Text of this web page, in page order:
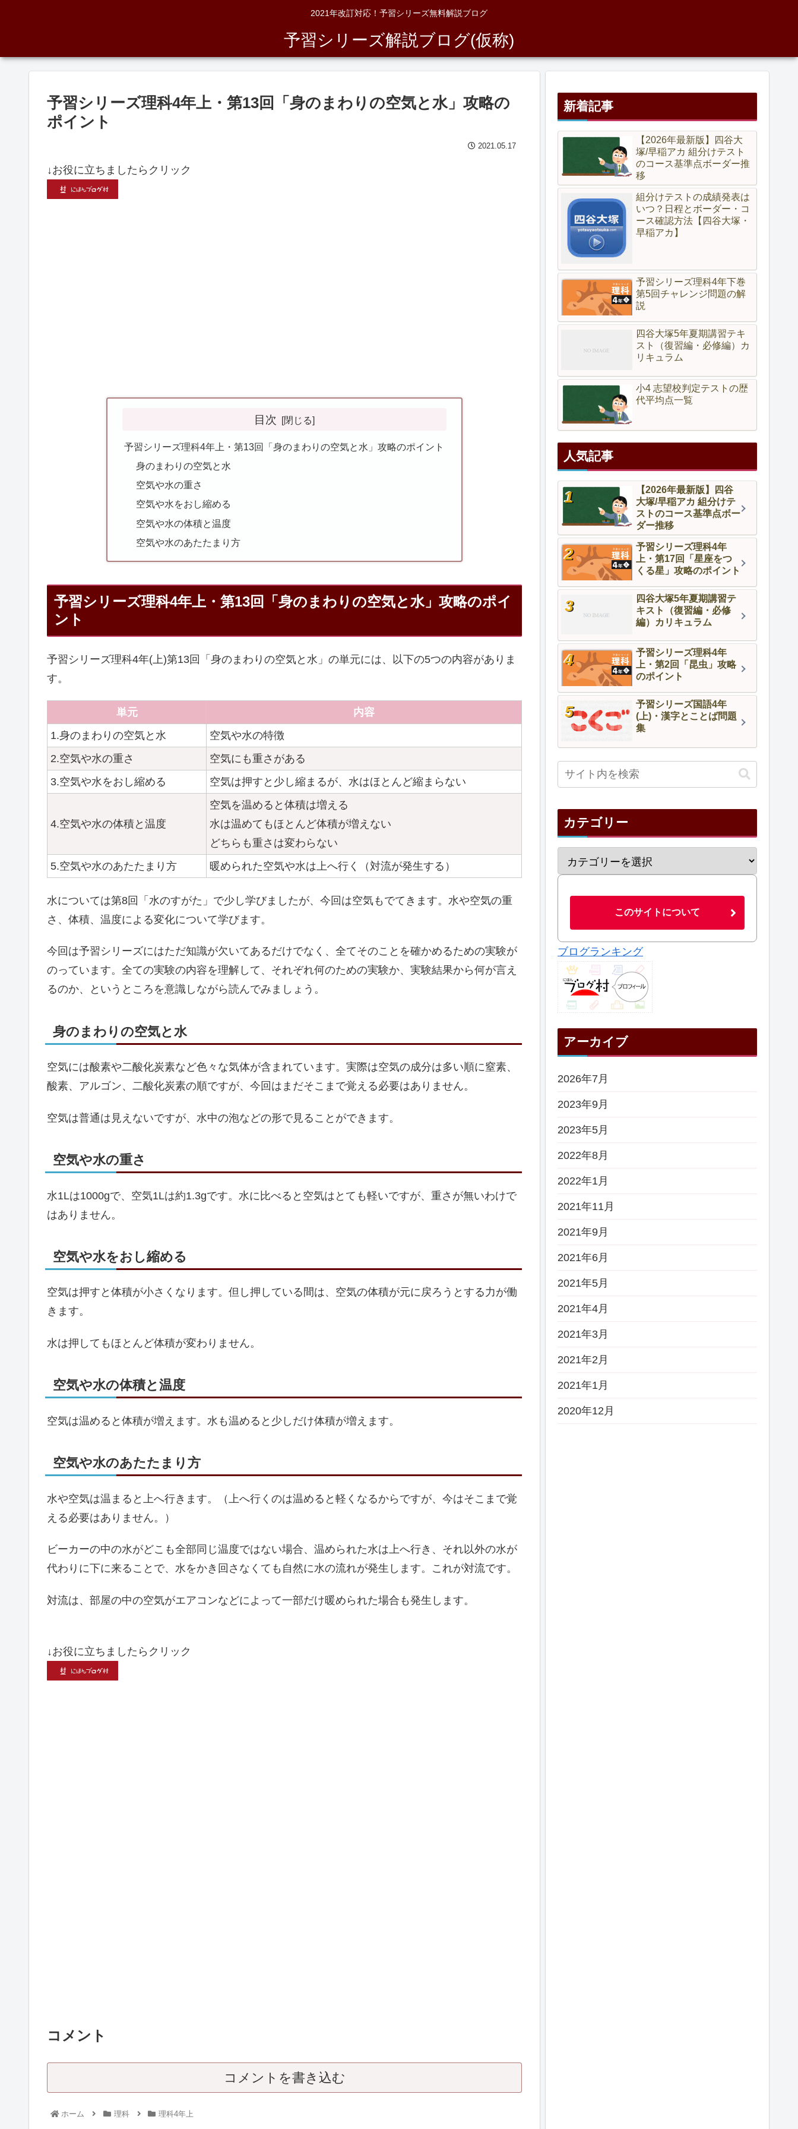
2021年改訂対応！予習シリーズ無料解説ブログ
予習シリーズ解説ブログ(仮称)
予習シリーズ理科4年上・第13回「身のまわりの空気と水」攻略の
ポイント
2021.05.17
↓お役に立ちましたらクリック
目次
予習シリーズ理科4年上・第13回「身のまわりの空気と水」攻略のポイント
身のまわりの空気と水
空気や水の重さ
空気や水をおし縮める
空気や水の体積と温度
空気や水のあたたまり方
予習シリーズ理科4年上・第13回「身のまわりの空気と水」攻略のポイ
ント
予習シリーズ理科4年(上)第13回「身のまわりの空気と水」の単元には、以下の5つの内容がありま
す。
単元
内容
1.身のまわりの空気と水
空気や水の特徴
2.空気や水の重さ
空気にも重さがある
3.空気や水をおし縮める
空気は押すと少し縮まるが、水はほとんど縮まらない
4.空気や水の体積と温度
空気を温めると体積は増える
水は温めてもほとんど体積が増えない
どちらも重さは変わらない
5.空気や水のあたたまり方
暖められた空気や水は上へ行く（対流が発生する）
水については第8回「水のすがた」で少し学びましたが、今回は空気もでてきます。水や空気の重
さ、体積、温度による変化について学びます。
今回は予習シリーズにはただ知識が欠いてあるだけでなく、全てそのことを確かめるための実験が
のっています。全ての実験の内容を理解して、それぞれ何のための実験か、実験結果から何が言え
るのか、というところを意識しながら読んでみましょう。
身のまわりの空気と水
空気には酸素や二酸化炭素など色々な気体が含まれています。実際は空気の成分は多い順に窒素、
酸素、アルゴン、二酸化炭素の順ですが、今回はまだそこまで覚える必要はありません。
空気は普通は見えないですが、水中の泡などの形で見ることができます。
空気や水の重さ
水1Lは1000gで、空気1Lは約1.3gです。水に比べると空気はとても軽いですが、重さが無いわけで
はありません。
空気や水をおし縮める
空気は押すと体積が小さくなります。但し押している間は、空気の体積が元に戻ろうとする力が働
きます。
水は押してもほとんど体積が変わりません。
空気や水の体積と温度
空気は温めると体積が増えます。水も温めると少しだけ体積が増えます。
空気や水のあたたまり方
水や空気は温まると上へ行きます。（上へ行くのは温めると軽くなるからですが、今はそこまで覚
える必要はありません。）
ビーカーの中の水がどこも全部同じ温度ではない場合、温められた水は上へ行き、それ以外の水が
代わりに下に来ることで、水をかき回さなくても自然に水の流れが発生します。これが対流です。
対流は、部屋の中の空気がエアコンなどによって一部だけ暖められた場合も発生します。
↓お役に立ちましたらクリック
コメント
コメントを書き込む
ホーム 理科 理科4年上
新着記事
【2026年最新版】四谷大
塚/早稲アカ 組分けテスト
のコース基準点ボーダー推
移
組分けテストの成績発表は
いつ？日程とボーダー・コ
ース確認方法【四谷大塚・
早稲アカ】
予習シリーズ理科4年下巻
第5回チャレンジ問題の解
説
四谷大塚5年夏期講習テキ
スト（復習編・必修編）カ
リキュラム
小4 志望校判定テストの歴
代平均点一覧
人気記事
【2026年最新版】四谷
大塚/早稲アカ 組分けテ
ストのコース基準点ボー
ダー推移
予習シリーズ理科4年
上・第17回「星座をつ
くる星」攻略のポイント
四谷大塚5年夏期講習テ
キスト（復習編・必修
編）カリキュラム
予習シリーズ理科4年
上・第2回「昆虫」攻略
のポイント
予習シリーズ国語4年
(上)・漢字とことば問題
集
カテゴリー
このサイトについて
ブログランキング
アーカイブ
2026年7月
2023年9月
2023年5月
2022年8月
2022年1月
2021年11月
2021年9月
2021年6月
2021年5月
2021年4月
2021年3月
2021年2月
2021年1月
2020年12月